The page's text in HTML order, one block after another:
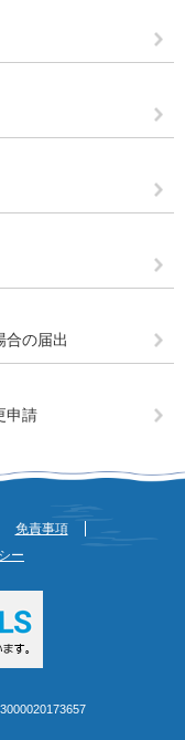
合の届出
申請
免責事項
ー